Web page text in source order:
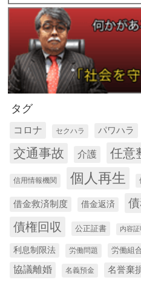
タグ
コロナ セクハラ パワハラ
交通事故 介護 任意
信用情報機関 個人再生
借金救済制度 借金返済
債権回収 公正証書 内容
利息制限法 労働問題 労働組
協議離婚 名義預金 名誉棄